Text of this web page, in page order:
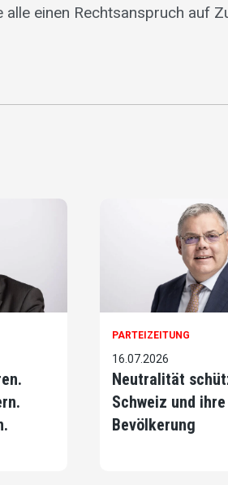
einen Rechtsanspruch auf
PARTEIZEITUNG
16.07.2026
Neutralität
Schweiz und ihre
Bevölkerung